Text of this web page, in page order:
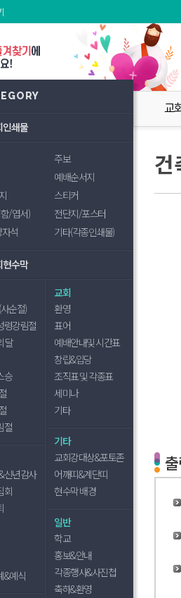
교
인쇄물
주보
예배순서지
스티커
/엽서)
전단지/포스터
석
기타(각종인쇄물)
현수막
순절)
령강림절
달
승
절
신년감사
회
&예식
교회
환영
표어
예배안내및 시간표
창립&입당
조직표 및 각종표
세미나
기타
기타
교회강대상&포토존
어깨띠&계단띠
현수막 배경
일반
학교
홍보&안내
각종행사&사진첩
축하&환영